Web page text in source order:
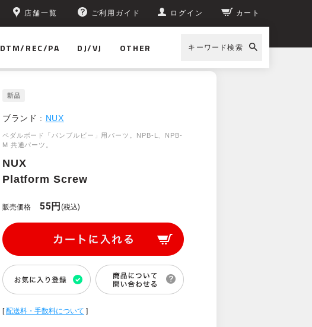
店舗一覧 ご利用ガイド ログイン カート
DTM/REC/PA DJ/VJ OTHER キーワード検索
ブランド : NUX
ペダルボード「バンブルビー」用パーツ。NPB-L、NPB-
M 共通パーツ。
NUX
Platform Screw
販売価格 55円(税込)
[配送料・手数料について ]